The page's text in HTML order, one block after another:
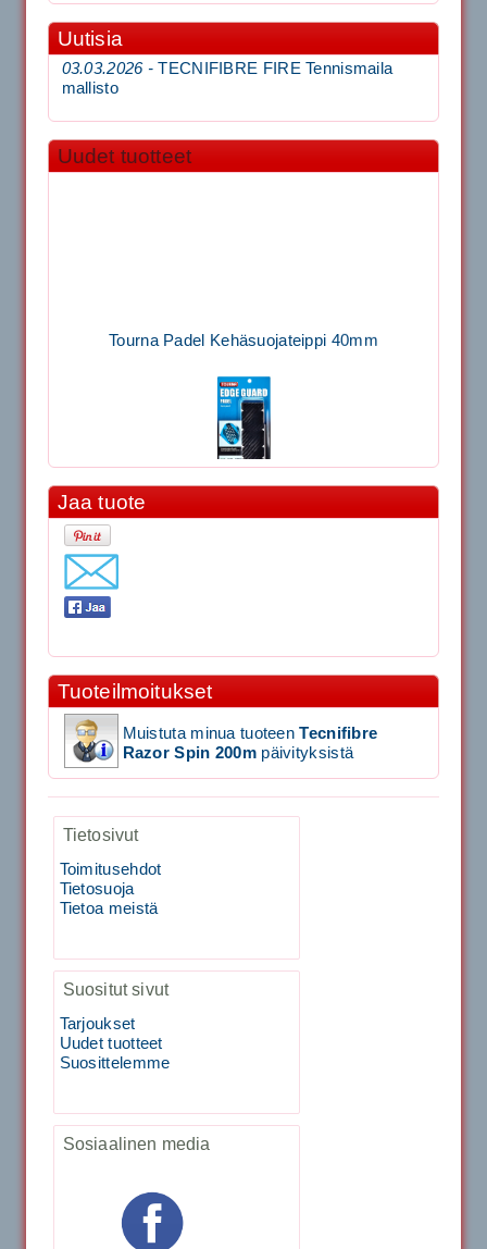
Uutisia
03.03.2026 -TECNIFIBRE FIRE Tennismaila
mallisto
Uudet tuotteet
Tourna Padel Kehäsuojateippi 40mm
Signum S-7000 Jännityskone (Pöytämalli)
1,650.00€
SIGNUM S-7000 &...
Signum S-7000 Jännityskone (Jalustamalli)
40883 Harjasosa hiekkanurmiharjaan
29.00€
Vaihto harjasosa hie...
Kirschbaum Flash Shark 200m
129.00€ 115.00€
Käsiystäv&...
Jaa tuote
Tuoteilmoitukset
Muistuta minua tuoteenTecnifibre
Razor Spin 200m päivityksistä
Tietosivut
Toimitusehdot
Tietosuoja
Tietoa meistä
Suositut sivut
Tarjoukset
Uudet tuotteet
Suosittelemme
Sosiaalinen media